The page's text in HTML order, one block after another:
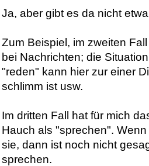
Ja, aber gibt es da nicht
Zum Beispiel, im zweiten
bei Nachrichten; die
"reden" kann hier zur einer
schlimm ist usw.
Im dritten Fall hat für mich
Hauch als "sprechen".
sie, dann ist noch nicht
sprechen.